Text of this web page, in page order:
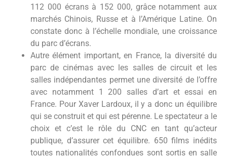
112 000 écrans à 152 000, grâce notamment aux
marchés Chinois, Russe et à l’Amérique Latine. On
constate donc à l’échelle mondiale, une croissance
du parc d’écrans.
Autre élément important, en France, la diversité du
parc de cinémas avec les salles de circuit et les
salles indépendantes permet une diversité de l’offre
avec notamment 1 200 salles d’art et essai en
France. Pour Xaver Lardoux, il y a donc un équilibre
qui se construit et qui est pérenne. Le spectateur a le
choix et c’est le rôle du CNC en tant qu’acteur
publique, d’assurer cet équilibre. 650 films inédits
toutes nationalités confondues sont sortis en salle